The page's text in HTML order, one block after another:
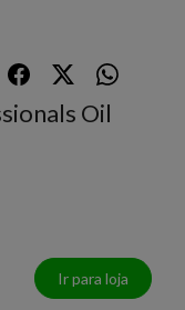
Oil
Ir para loja